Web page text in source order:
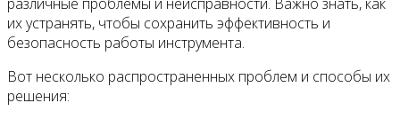
их устранять, чтобы сохранить эффективность и
безопасность работы инструмента.
Вот несколько распространенных проблем и способы их
решения: